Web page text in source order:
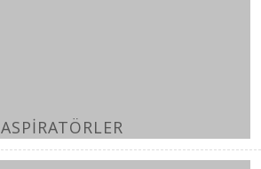
ASPİRATÖRLER